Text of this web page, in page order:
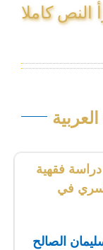
النص كاملا
فقهية
في
الصالح